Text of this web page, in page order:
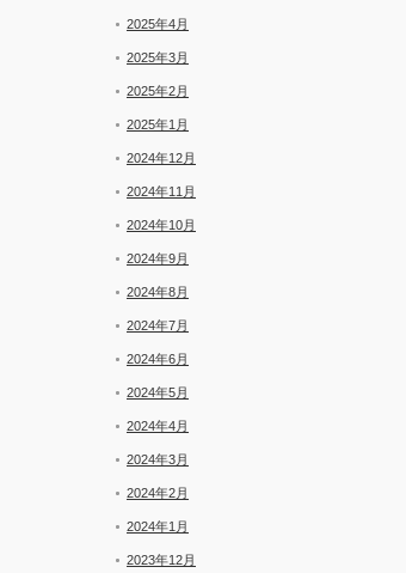
2025年4月
2025年3月
2025年2月
2025年1月
2024年12月
2024年11月
2024年10月
2024年9月
2024年8月
2024年7月
2024年6月
2024年5月
2024年4月
2024年3月
2024年2月
2024年1月
2023年12月